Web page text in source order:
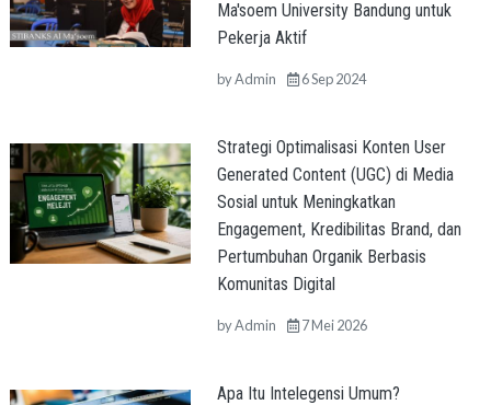
Ma'soem University Bandung untuk
Pekerja Aktif
byAdmin 6 Sep 2024
Strategi Optimalisasi Konten User
Generated Content (UGC) di Media
Sosial untuk Meningkatkan
Engagement, Kredibilitas Brand, dan
Pertumbuhan Organik Berbasis
Komunitas Digital
byAdmin 7 Mei 2026
Apa Itu Intelegensi Umum?